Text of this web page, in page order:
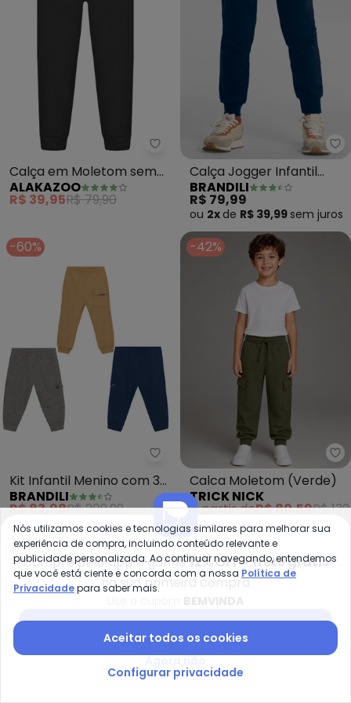
Alakazoo - Calça em Moletom
Calça em Moletom sem
Felpa (Cinza)
ALAKAZOO
R$ 39,95R$ 79,90
Calça Jogger Infantil
Menino em Moletinho
(Azul)
BRANDILI
R$ 79,99
ou 2x de R$ 39,99 sem juros
-60%
Brandili - Kit Infantil Menino
Kit Infantil Menino com 3
Calças Sortidas
BRANDILI
R$ 83,98R$ 209,99
ou2xdeR$ 41,99semjuros
-42%
Calca Moletom (Verde)
TRICK NICK
A partir deR$ 80,59R$
ou2xde R$ 40,29semjuros
-30% -65%
Compre pelo app e ganhe12% OFF + frete grátis
na sua primeira compra
Nós utilizamos cookies e tecnologias similares para melhorar sua
experiência de compra, incluindo conteúdo relevante e
publicidade personalizada. Ao continuar navegando, entendemos
que você está ciente e concorda com a nossa Política de
Privacidadepara saber mais.
Aceitar todos os cookies
Configurar privacidade